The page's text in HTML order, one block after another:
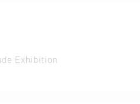
Exhibition